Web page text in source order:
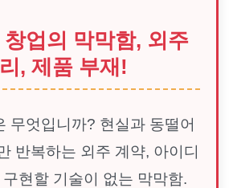
창업의 막막함, 외주
, 제품 부재!
무엇입니까? 현실과 동떨어
반복하는 외주 계약, 아이디
현할 기술이 없는 막막함.